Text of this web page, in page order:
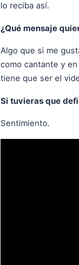
lo reciba así.
¿Qué mensaje
Algo que si me
como cantante y
tiene que ser el
Si tuvieras que
Sentimiento.